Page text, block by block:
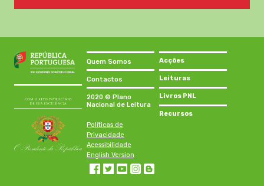
Quem Somos
Contactos
2020 © Plano
Nacional de Leitura
Políticas de
Privacidade
Acessibilidade
English Version
Acções
Leituras
Livros PNL
Recursos